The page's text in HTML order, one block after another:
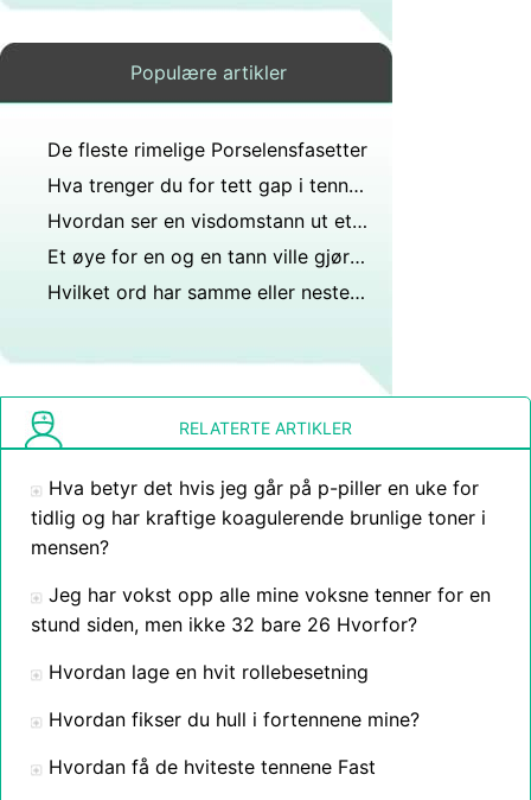
Populære artikler
De fleste rimelige Porselensfasetter
Hva trenger du for tett gap i tennene?
Hvordan ser en visdomstann ut etter uttrekking også har denne hvite tingen ved og rundt sokkelen så ille?
Et øye for en og en tann ville gjøre verden blind tannløs?
Hvilket ord har samme eller nesten betydning som tørket ut?
RELATERTE ARTIKLER
Hva betyr det hvis jeg går på p-piller en uke for
tidlig og har kraftige koagulerende brunlige toner i
mensen?
Jeg har vokst opp alle mine voksne tenner for en
stund siden, men ikke 32 bare 26 Hvorfor?
Hvordan lage en hvit rollebesetning
Hvordan fikser du hull i fortennene mine?
Hvordan få de hviteste tennene Fast